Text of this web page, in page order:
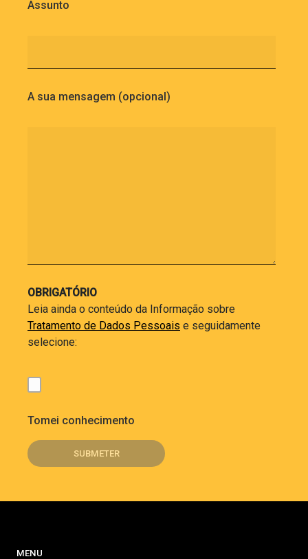
Assunto
A sua mensagem (opcional)
OBRIGATÓRIO
Leia ainda o conteúdo da Informação sobre
Tratamento de Dados Pessoais e seguidamente
selecione:
Tomei conhecimento
MENU